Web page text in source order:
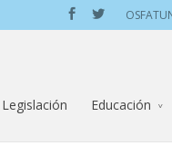
Legislación Educación